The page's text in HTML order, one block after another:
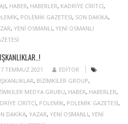
, HABER, HABERLER, KADRIYE CIRITCI,
, POLEMIK GAZETESI, SON DAKIKA,
, YENI OSMANLI, YENI OSMANLI
7 TEMMUZ 2021
EDITOR
, BIZIMKILER GROUP,
MEDYA GRUBU, HABER, HABERLER,
CIRITCI, POLEMIK, POLEMIK GAZETESI,
DAKIKA, YAZAR, YENI OSMANLI, YENI